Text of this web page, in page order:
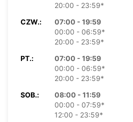
20:00 - 23:59*
CZW.:
07:00 - 19:59
00:00 - 06:59*
20:00 - 23:59*
PT.:
07:00 - 19:59
00:00 - 06:59*
20:00 - 23:59*
SOB.:
08:00 - 11:59
00:00 - 07:59*
12:00 - 23:59*